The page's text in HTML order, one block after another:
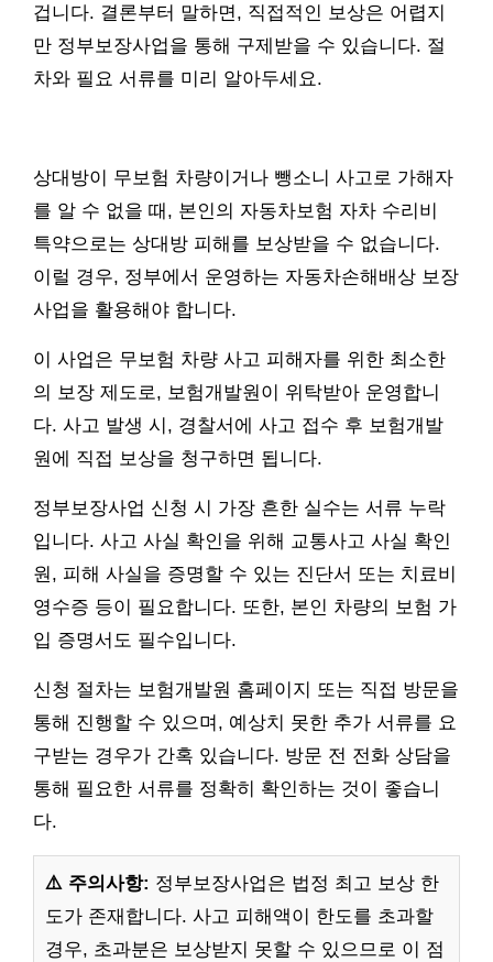
겁니다. 결론부터 말하면, 직접적인 보상은 어렵지
만 정부보장사업을 통해 구제받을 수 있습니다. 절
차와 필요 서류를 미리 알아두세요.
상대방이 무보험 차량이거나 뺑소니 사고로 가해자
를 알 수 없을 때, 본인의 자동차보험 자차 수리비
특약으로는 상대방 피해를 보상받을 수 없습니다.
이럴 경우, 정부에서 운영하는 자동차손해배상 보장
사업을 활용해야 합니다.
이 사업은 무보험 차량 사고 피해자를 위한 최소한
의 보장 제도로, 보험개발원이 위탁받아 운영합니
다. 사고 발생 시, 경찰서에 사고 접수 후 보험개발
원에 직접 보상을 청구하면 됩니다.
정부보장사업 신청 시 가장 흔한 실수는 서류 누락
입니다. 사고 사실 확인을 위해 교통사고 사실 확인
원, 피해 사실을 증명할 수 있는 진단서 또는 치료비
영수증 등이 필요합니다. 또한, 본인 차량의 보험 가
입 증명서도 필수입니다.
신청 절차는 보험개발원 홈페이지 또는 직접 방문을
통해 진행할 수 있으며, 예상치 못한 추가 서류를 요
구받는 경우가 간혹 있습니다. 방문 전 전화 상담을
통해 필요한 서류를 정확히 확인하는 것이 좋습니
다.
⚠️ 주의사항: 정부보장사업은 법정 최고 보상 한
도가 존재합니다. 사고 피해액이 한도를 초과할
경우, 초과분은 보상받지 못할 수 있으므로 이 점